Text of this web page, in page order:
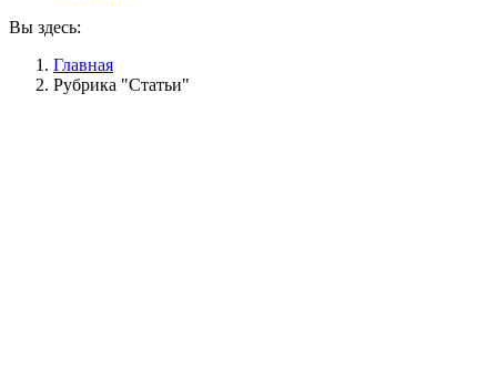
Вы здесь:
Главная
Рубрика "Статьи"